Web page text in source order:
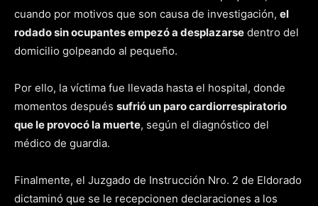
cuando por motivos que son causa de investigación, el
rodado sin ocupantes empezó a desplazarse dentro del
domicilio golpeando al pequeño.
Por ello, la víctima fue llevada hasta el hospital, donde
momentos después sufrió un paro cardiorrespiratorio
que le provocó la muerte, según el diagnóstico del
médico de guardia.
Finalmente, el Juzgado de Instrucción Nro. 2 de Eldorado
dictaminó que se le recepcionen declaraciones a los